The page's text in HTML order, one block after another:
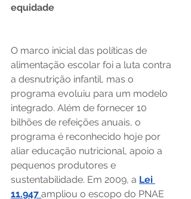
equidade
O marco inicial das políticas de
alimentação escolar foi a luta contra
a desnutrição infantil, mas o
programa evoluiu para um modelo
integrado. Além de fornecer 10
bilhões de refeições anuais, o
programa é reconhecido hoje por
aliar educação nutricional, apoio a
pequenos produtores e
sustentabilidade. Em 2009, a Lei
11.947 ampliou o escopo do PNAE